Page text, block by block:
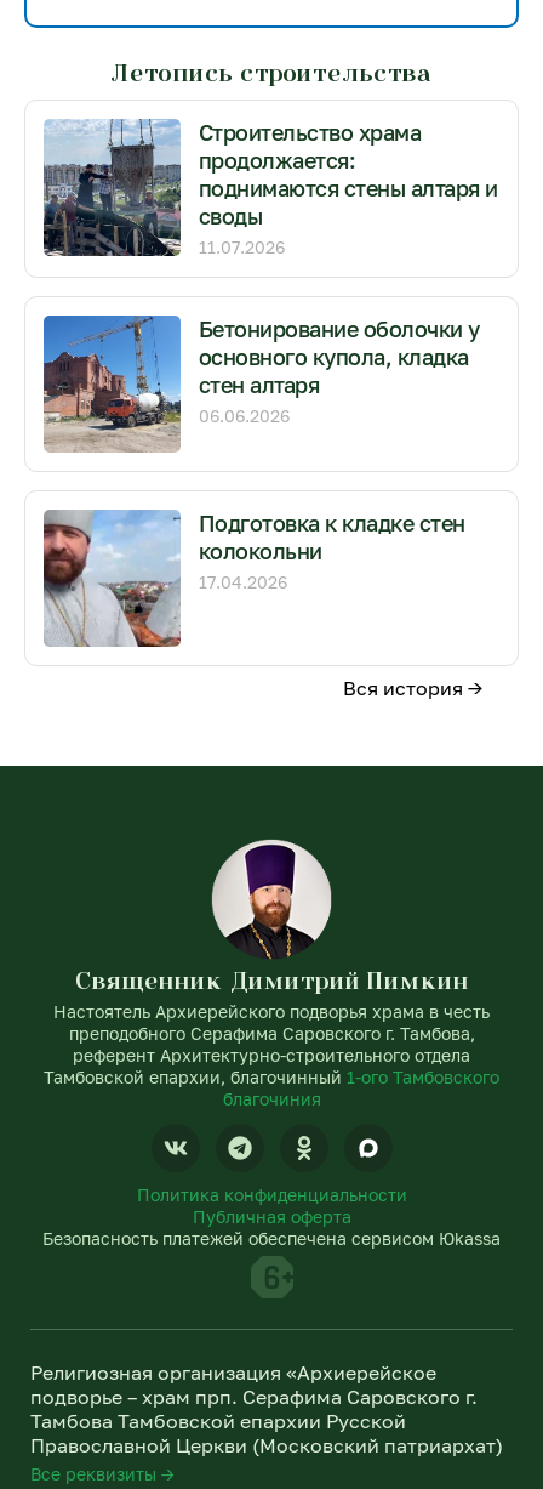
Летопись строительства
Строительство храма
продолжается:
поднимаются стены алтаря и
своды
11.07.2026
Бетонирование оболочки у
основного купола, кладка
стен алтаря
06.06.2026
Подготовка к кладке стен
колокольни
17.04.2026
Вся история →
Священник Димитрий Пимкин
Настоятель Архиерейского подворья храма в честь
преподобного Серафима Саровского г. Тамбова,
референт Архитектурно-строительного отдела
Тамбовской епархии, благочинный 1-ого Тамбовского
благочиния
V
k
T
e
e
g
m
O
d
o
k
s
i
k
i
Политика конфиденциальности
Публичная оферта
Безопасность платежей обеспечена сервисом Юkassa
Религиозная организация «Архиерейское
подворье – храм прп. Серафима Саровского г.
Тамбова Тамбовской епархии Русской
Православной Церкви (Московский патриархат)
Все реквизиты →